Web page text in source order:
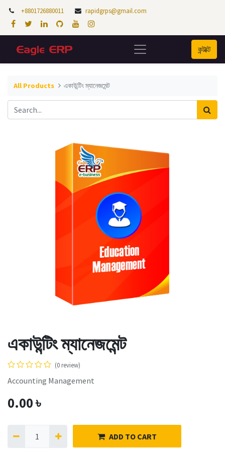
+8801726880011 rapidgrps@gmail.com
কন্টাক্ট
All Products একাউন্টিং ম্যানেজমেন্ট
একাউন্টিং ম্যানেজমেন্ট
(0 review)
Accounting Management
0.00৳
ADD TO CART